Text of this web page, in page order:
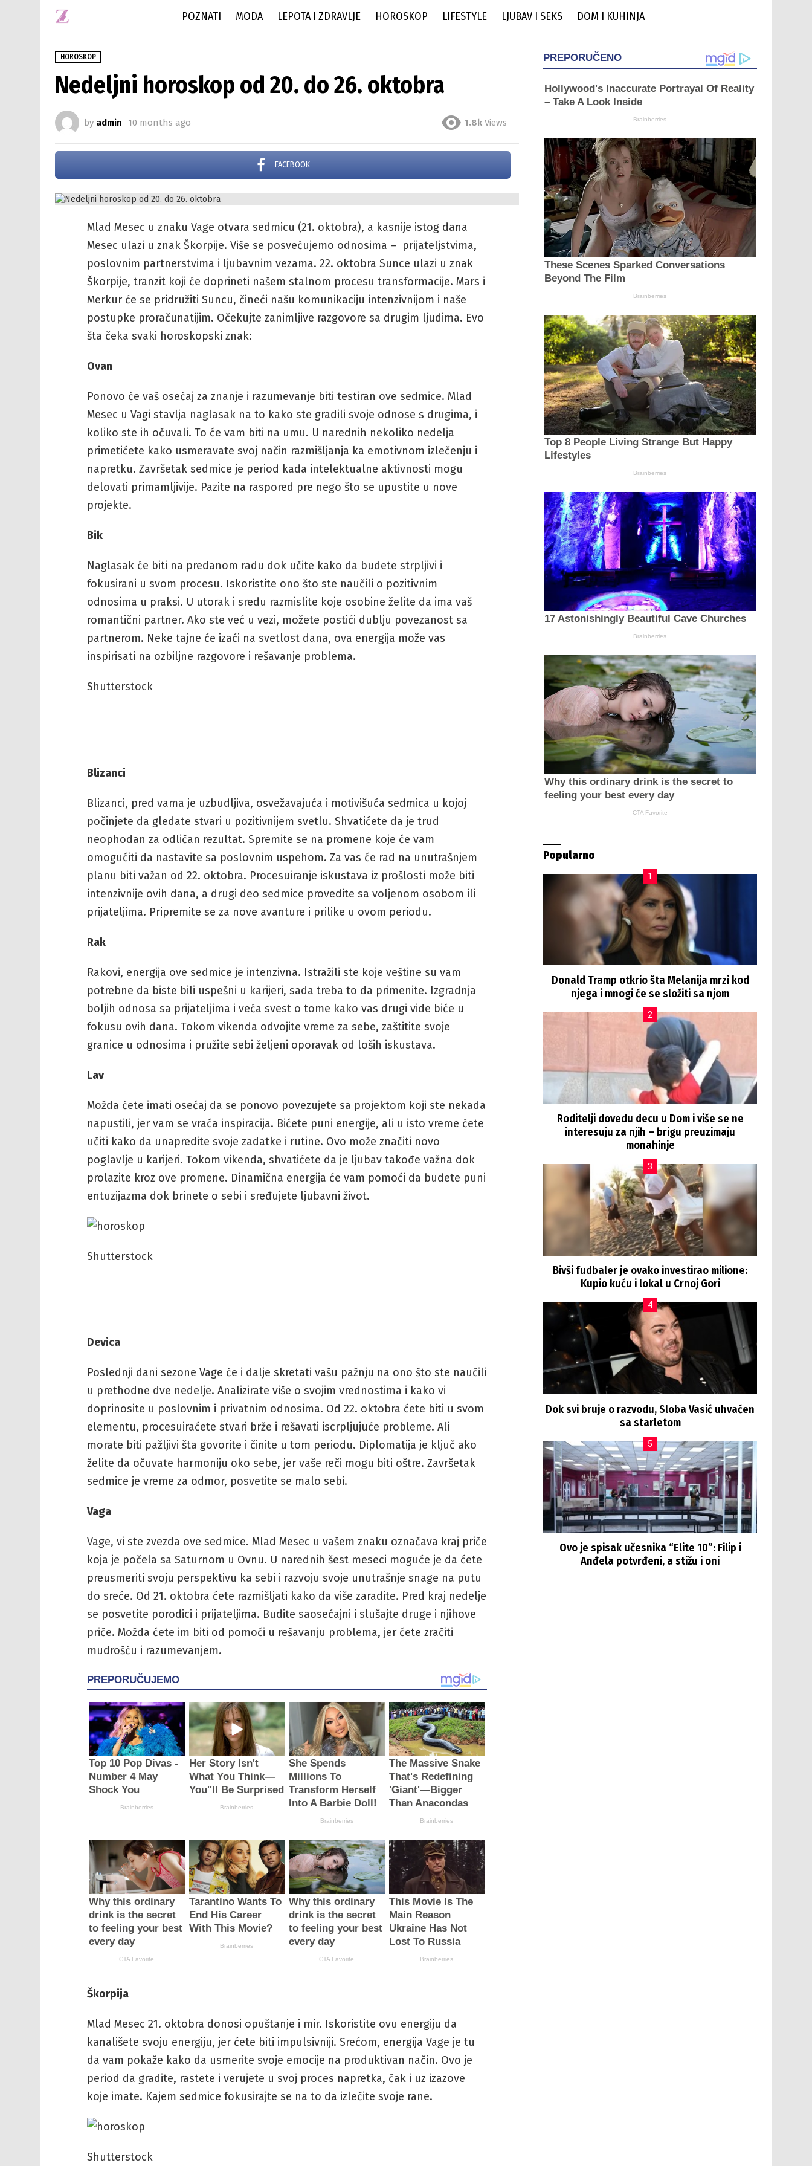
POZNATI MODA LEPOTA I ZDRAVLJE HOROSKOP LIFESTYLE LJUBAV I SEKS DOM I KUHINJA
HOROSKOP
Nedeljni horoskop od 20. do 26. oktobra
by admin 10 months ago 1.8k Views
FACEBOOK
Mlad Mesec u znaku Vage otvara sedmicu (21. oktobra), a kasnije istog dana
Mesec ulazi u znak Škorpije. Više se posvećujemo odnosima – prijateljstvima,
poslovnim partnerstvima i ljubavnim vezama. 22. oktobra Sunce ulazi u znak
Škorpije, tranzit koji će doprineti našem stalnom procesu transformacije. Mars i
Merkur će se pridružiti Suncu, čineći našu komunikaciju intenzivnijom i naše
postupke proračunatijim. Očekujte zanimljive razgovore sa drugim ljudima. Evo
šta čeka svaki horoskopski znak:
Ovan
Ponovo će vaš osećaj za znanje i razumevanje biti testiran ove sedmice. Mlad
Mesec u Vagi stavlja naglasak na to kako ste gradili svoje odnose s drugima, i
koliko ste ih očuvali. To će vam biti na umu. U narednih nekoliko nedelja
primetićete kako usmeravate svoj način razmišljanja ka emotivnom izlečenju i
napretku. Završetak sedmice je period kada intelektualne aktivnosti mogu
delovati primamljivije. Pazite na raspored pre nego što se upustite u nove
projekte.
Bik
Naglasak će biti na predanom radu dok učite kako da budete strpljivi i
fokusirani u svom procesu. Iskoristite ono što ste naučili o pozitivnim
odnosima u praksi. U utorak i sredu razmislite koje osobine želite da ima vaš
romantični partner. Ako ste već u vezi, možete postići dublju povezanost sa
partnerom. Neke tajne će izaći na svetlost dana, ova energija može vas
inspirisati na ozbiljne razgovore i rešavanje problema.
Shutterstock
Blizanci
Blizanci, pred vama je uzbudljiva, osvežavajuća i motivišuća sedmica u kojoj
počinjete da gledate stvari u pozitivnijem svetlu. Shvatićete da je trud
neophodan za odličan rezultat. Spremite se na promene koje će vam
omogućiti da nastavite sa poslovnim uspehom. Za vas će rad na unutrašnjem
planu biti važan od 22. oktobra. Procesuiranje iskustava iz prošlosti može biti
intenzivnije ovih dana, a drugi deo sedmice provedite sa voljenom osobom ili
prijateljima. Pripremite se za nove avanture i prilike u ovom periodu.
Rak
Rakovi, energija ove sedmice je intenzivna. Istražili ste koje veštine su vam
potrebne da biste bili uspešni u karijeri, sada treba to da primenite. Izgradnja
boljih odnosa sa prijateljima i veća svest o tome kako vas drugi vide biće u
fokusu ovih dana. Tokom vikenda odvojite vreme za sebe, zaštitite svoje
granice u odnosima i pružite sebi željeni oporavak od loših iskustava.
Lav
Možda ćete imati osećaj da se ponovo povezujete sa projektom koji ste nekada
napustili, jer vam se vraća inspiracija. Bićete puni energije, ali u isto vreme ćete
učiti kako da unapredite svoje zadatke i rutine. Ovo može značiti novo
poglavlje u karijeri. Tokom vikenda, shvatićete da je ljubav takođe važna dok
prolazite kroz ove promene. Dinamična energija će vam pomoći da budete puni
entuzijazma dok brinete o sebi i sređujete ljubavni život.
Shutterstock
Devica
Poslednji dani sezone Vage će i dalje skretati vašu pažnju na ono što ste naučili
u prethodne dve nedelje. Analizirate više o svojim vrednostima i kako vi
doprinosite u poslovnim i privatnim odnosima. Od 22. oktobra ćete biti u svom
elementu, procesuiraćete stvari brže i rešavati iscrpljujuće probleme. Ali
morate biti pažljivi šta govorite i činite u tom periodu. Diplomatija je ključ ako
želite da očuvate harmoniju oko sebe, jer vaše reči mogu biti oštre. Završetak
sedmice je vreme za odmor, posvetite se malo sebi.
Vaga
Vage, vi ste zvezda ove sedmice. Mlad Mesec u vašem znaku označava kraj priče
koja je počela sa Saturnom u Ovnu. U narednih šest meseci moguće je da ćete
preusmeriti svoju perspektivu ka sebi i razvoju svoje unutrašnje snage na putu
do sreće. Od 21. oktobra ćete razmišljati kako da više zaradite. Pred kraj nedelje
se posvetite porodici i prijateljima. Budite saosećajni i slušajte druge i njihove
priče. Možda ćete im biti od pomoći u rešavanju problema, jer ćete zračiti
mudrošću i razumevanjem.
Škorpija
Mlad Mesec 21. oktobra donosi opuštanje i mir. Iskoristite ovu energiju da
kanališete svoju energiju, jer ćete biti impulsivniji. Srećom, energija Vage je tu
da vam pokaže kako da usmerite svoje emocije na produktivan način. Ovo je
period da gradite, rastete i verujete u svoj proces napretka, čak i uz izazove
koje imate. Kajem sedmice fokusirajte se na to da izlečite svoje rane.
Shutterstock
Popularno
Donald Tramp otkrio šta Melanija mrzi kod
njega i mnogi će se složiti sa njom
Roditelji dovedu decu u Dom i više se ne
interesuju za njih – brigu preuzimaju
monahinje
Bivši fudbaler je ovako investirao milione:
Kupio kuću i lokal u Crnoj Gori
Dok svi bruje o razvodu, Sloba Vasić uhvaćen
sa starletom
Ovo je spisak učesnika “Elite 10”: Filip i
Anđela potvrđeni, a stižu i oni